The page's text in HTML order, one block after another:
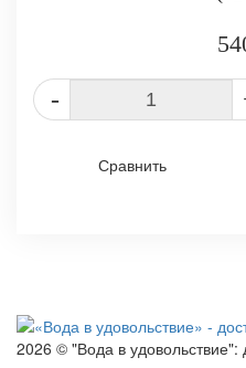
-
Сравнить
2026 © "Вода в удовольствие":